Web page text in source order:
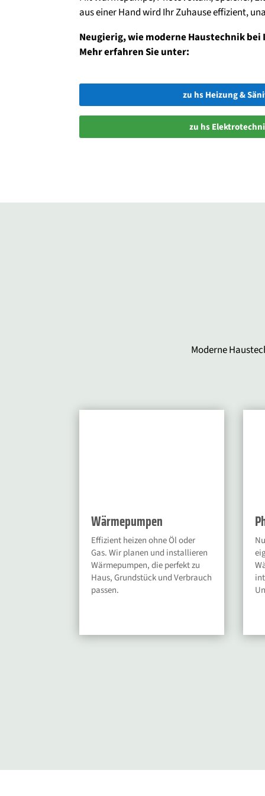
aus einer Hand wird Ihr Zuhause effizient,
Neugierig, wie moderne Haustechnik bei
Mehr erfahren Sie unter:
zu hs Heizung &
zu hs
Moderne
Wärmepumpen
Effizient heizen ohne Öl oder
Gas. Wir planen und installieren
Wärmepumpen, die perfekt zu
Haus, Grundstück und Verbrauch
passen.